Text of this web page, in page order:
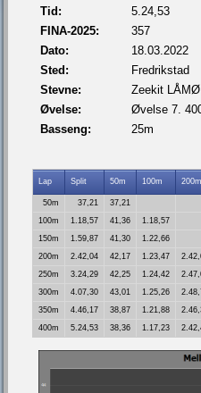
Tid:
5.24,53
FINA-2025:
357
Dato:
18.03.2022
Sted:
Fredrikstad
Stevne:
Zeekit
Øvelse:
Øvelse 7.
Basseng:
25m
Lap Split 50m 100m 200m
50m 37,21
37,21
100m
1.18,57 41,36
1.18,57
150m
1.59,87 41,30
1.22,66
200m
2.42,04 42,17 1.23,47
250m
3.24,29 42,25 1.24,42
300m
4.07,30 43,01 1.25,26
350m
4.46,17 38,87 1.21,88
400m
5.24,53 38,36 1.17,23